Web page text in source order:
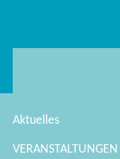
Aktuelles
VERANSTALTUNGEN